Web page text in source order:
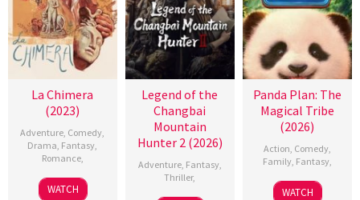
La Chimera
(2023)
Adventure Comedy
Drama Fantasy
Romance,
WATCH
Legend of the
Changbai
Mountain
Hunter 2 (2026)
Adventure, Fantasy,
Thriller,
Panda Plan: The
Magical Tribe
(2026)
Action Comedy,
Family, Fantasy,
WATCH